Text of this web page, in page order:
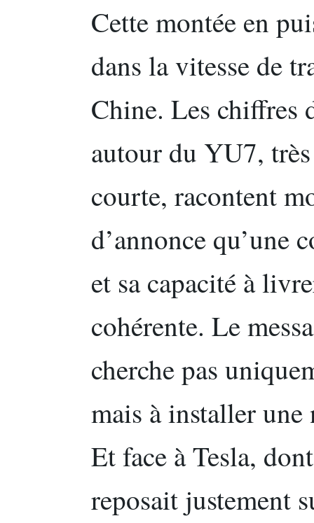
Cette montée en
dans la vitesse de
Chine. Les chiffres
autour du YU7,
courte, racontent
d’annonce qu’une
et sa capacité à
cohérente. Le
cherche pas
mais à installer une
Et face à Tesla,
reposait justement